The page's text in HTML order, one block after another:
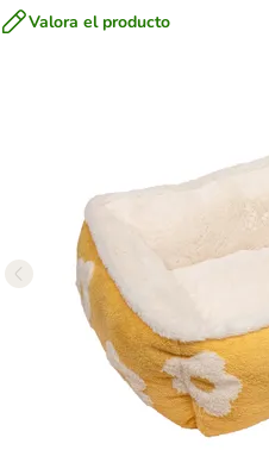
Valora el producto